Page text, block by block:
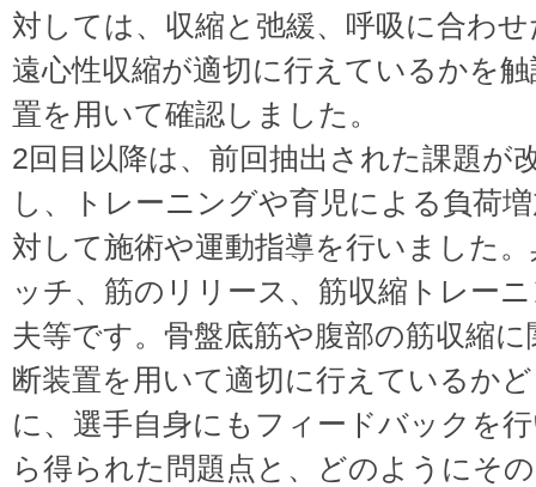
対しては、収縮と弛緩、呼吸に合わ
遠心性収縮が適切に行えているかを
置を用いて確認しました。
2回目以降は、前回抽出された課題が
し、トレーニングや育児による負荷
対して施術や運動指導を行いました
ッチ、筋のリリース、筋収縮トレー
夫等です。骨盤底筋や腹部の筋収縮
断装置を用いて適切に行えているか
に、選手自身にもフィードバックを
ら得られた問題点と、どのようにそ